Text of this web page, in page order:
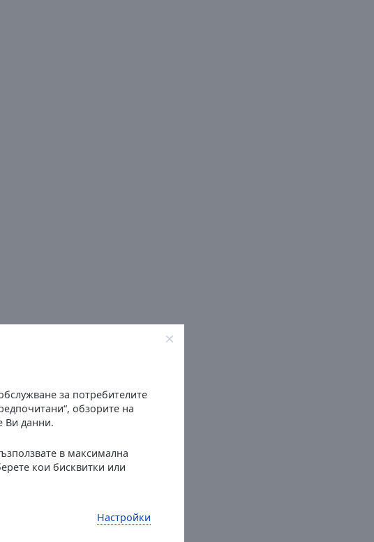
за потребителите
обзорите на
Ви данни.
в максимална
кои бисквитки или
Настройки